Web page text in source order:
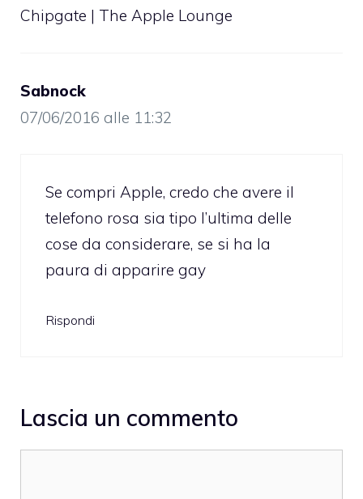
Chipgate | The Apple Lounge
Sabnock
07/06/2016 alle 11:32
Se compri Apple, credo che avere il
telefono rosa sia tipo l’ultima delle
cose da considerare, se si ha la
paura di apparire gay
Rispondi
Lascia un commento